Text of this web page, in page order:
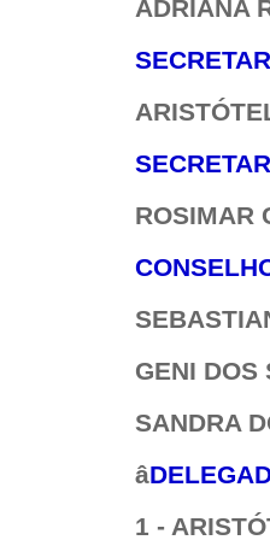
ADRIANA
ROSIMAR
GENI DOS
SANDRA
â
1 -